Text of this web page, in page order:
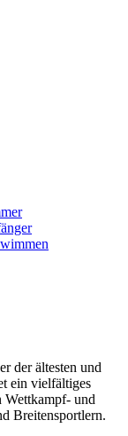
der ältesten und
ein vielfältiges
Wettkampf- und
Breitensportlern.